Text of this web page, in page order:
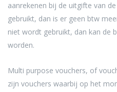
aanrekenen bij de uitgifte van
gebruikt, dan is er geen btw
niet wordt gebruikt, dan kan de
worden.
Multi purpose vouchers, of
zijn vouchers waarbij op het